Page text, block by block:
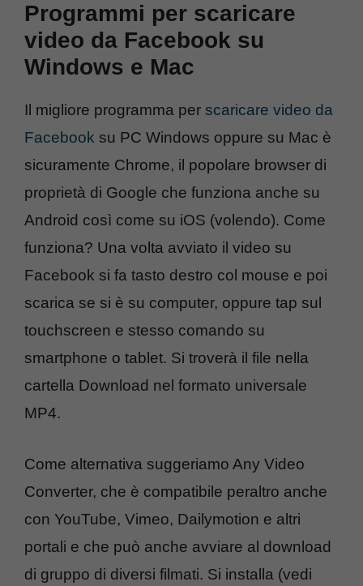
Programmi per scaricare
video da Facebook su
Windows e Mac
Il migliore programma per scaricare video da
Facebook su PC Windows oppure su Mac è
sicuramente Chrome, il popolare browser di
proprietà di Google che funziona anche su
Android così come su iOS (volendo). Come
funziona? Una volta avviato il video su
Facebook si fa tasto destro col mouse e poi
scarica se si è su computer, oppure tap sul
touchscreen e stesso comando su
smartphone o tablet. Si troverà il file nella
cartella Download nel formato universale
MP4.
Come alternativa suggeriamo Any Video
Converter, che è compatibile peraltro anche
con YouTube, Vimeo, Dailymotion e altri
portali e che può anche avviare al download
di gruppo di diversi filmati. Si installa (vedi